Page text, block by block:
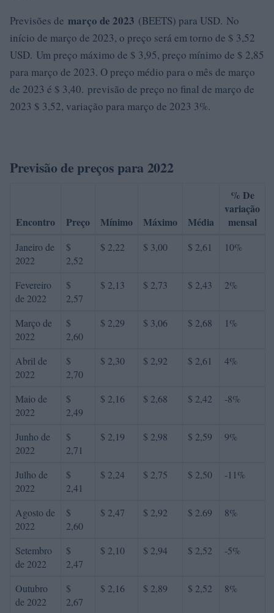
Previsões de março de 2023 (BEETS) para USD. No
início de março de 2023, o preço será em torno de $ 3,52
USD. Um preço máximo de $ 3,95, preço mínimo de $ 2,85
para março de 2023. O preço médio para o mês de março
de 2023 é $ 3,40. previsão de preço no final de março de
2023 $ 3,52, variação para março de 2023 3%.
Previsão de preços para 2022
Encontro Preço Mínimo Máximo Média
% De
variação
mensal
Janeiro de
2022
$
2,52
$ 2,22 $ 3,00 $ 2,61 10%
Fevereiro
de 2022
$
2,57
$ 2,13 $ 2,73 $ 2,43 2%
Março de
2022
$
2,60
$ 2,29 $ 3,06 $ 2,68 1%
Abril de
2022
$
2,70
$ 2,30 $ 2,92 $ 2,61 4%
Maio de
2022
$
2,49
$ 2,16 $ 2,68 $ 2,42 -8%
Junho de
2022
$
2,71
$ 2,19 $ 2,98 $ 2,59 9%
Julho de
2022
$
2,41
$ 2,24 $ 2,75 $ 2,50 -11%
Agosto de
2022
$
2,60
$ 2,47 $ 2,92 $ 2.69 8%
Setembro
de 2022
$
2,47
$ 2,10 $ 2,94 $ 2,52 -5%
Outubro
de 2022
$
2,67
$ 2,16 $ 2,89 $ 2,52 8%